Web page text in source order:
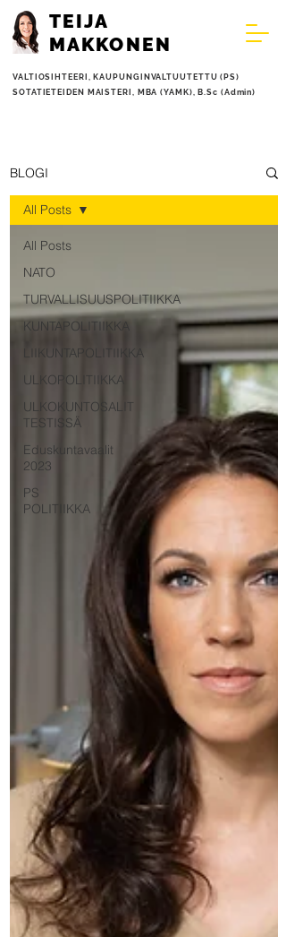
TEIJA
MAKKONEN
VALTIOSIHTEERI, KAUPUNGINVALTUUTETTU (PS)
SOTATIETEIDEN MAISTERI, MBA (YAMK), B.Sc (Admin)
BLOGI
All Posts
NATO
TURVALLISUUSPOLITIIKKA
KUNTAPOLITIIKKA
LIIKUNTAPOLITIIKKA
ULKOPOLITIIKKA
ULKOKUNTOSALIT
TESTISSÄ
Eduskuntavaalit
2023
PS
POLITIIKKA
All Posts